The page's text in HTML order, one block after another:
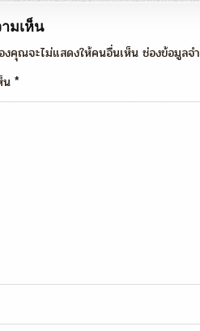
มเห็น
งคุณจะไม่แสดงให้คนอื่นเห็น ช่องข้อมูลจ
น *